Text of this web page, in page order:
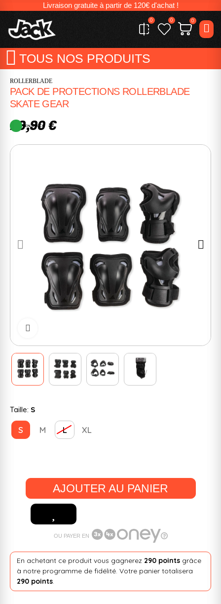
Livraison gratuite à partir de 120€ d'achat !
0 0 0
TOUS NOS PRODUITS
ROLLERBLADE
PACK DE PROTECTIONS ROLLERBLADE
SKATE GEAR
29,90 €
EN STOCK
Taille: S
S M L XL
AJOUTER AU PANIER
OU PAYER EN
En achetant ce produit vous gagnerez 290 pointsgrâce
à notre programme de fidélité. Votre panier totalisera
290 points.